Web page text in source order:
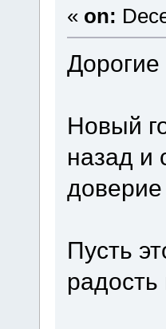
« on:
Дорогие
Новый
назад и
Пусть